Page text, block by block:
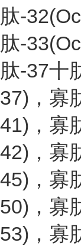
肽-
肽-
肽-37十
37)，寡
41)，寡
42)，寡
45)，寡
50)，寡
53)，寡